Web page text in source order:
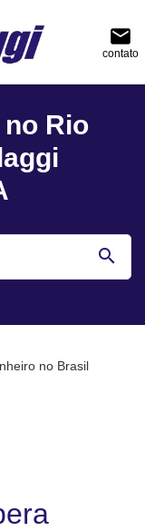
email
contato
Rio
search
no Brasil
nº 983, salas 3 e 4
do Sul